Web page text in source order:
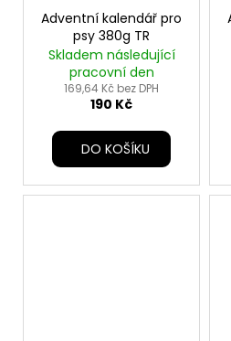
Adventní kalendář pro
psy 380g TR
Skladem následující
pracovní den
169,64 Kč bez DPH
190 Kč
DO KOŠÍKU
e